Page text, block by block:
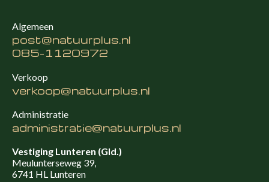
Algemeen
post@natuurplus.nl
085-1120972
Verkoop
verkoop@natuurplus.nl
Administratie
administratie@natuurplus.nl
Vestiging Lunteren (Gld.)
Meulunterseweg 39,
6741 HL Lunteren